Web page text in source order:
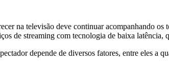
na televisão deve continuar acompanhando
de streaming com tecnologia de baixa
depende de diversos fatores, entre eles a